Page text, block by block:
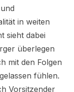
in weiten
sieht dabei
überlegen
mit den Folgen
fühlen.
Vorsitzender